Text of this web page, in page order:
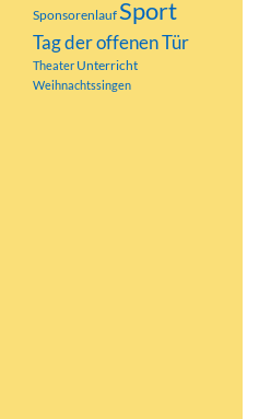
SponsorenlaufSport
Tag der offenen Tür
Theater Unterricht
Weihnachtssingen